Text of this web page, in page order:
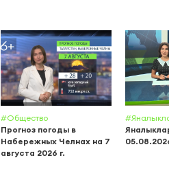
#Общество
Прогноз погоды в
Набережных Челнах на 7
августа 2026 г.